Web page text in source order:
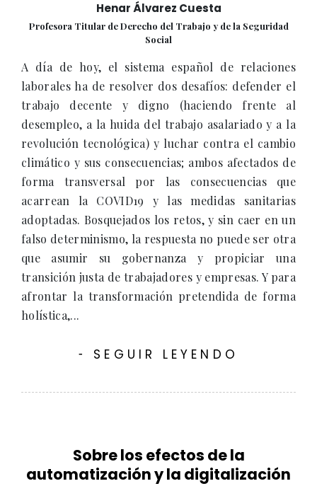
Henar Álvarez Cuesta
Profesora Titular de Derecho del Trabajo y de la Seguridad
Social
A día de hoy, el sistema español de relaciones
laborales ha de resolver dos desafíos: defender el
trabajo decente y digno (haciendo frente al
desempleo, a la huida del trabajo asalariado y a la
revolución tecnológica) y luchar contra el cambio
climático y sus consecuencias; ambos afectados de
forma transversal por las consecuencias que
acarrean la COVID19 y las medidas sanitarias
adoptadas. Bosquejados los retos, y sin caer en un
falso determinismo, la respuesta no puede ser otra
que asumir su gobernanza y propiciar una
transición justa de trabajadores y empresas. Y para
afrontar la transformación pretendida de forma
holística,...
- SEGUIR LEYENDO
Sobre los efectos de la
automatización y la digitalización